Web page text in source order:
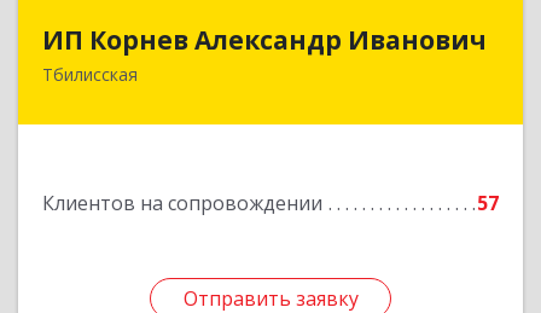
ИП Корнев Александр Иванович
Тбилисская
Клиентов на сопровождении 57
Отправить заявку
352360, Краснодарский край, Тбилисский р-н,
Отправить заявку